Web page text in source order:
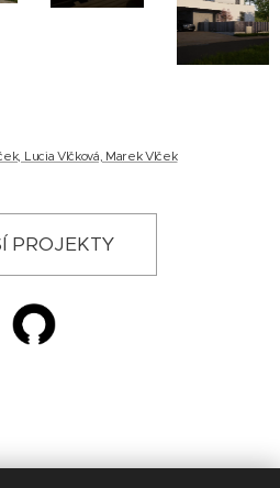
Lucia Vlčková, Marek Vlček
PROJEKTY